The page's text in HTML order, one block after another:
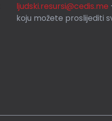
ljudski.resursi@cedis.me
koju možete proslijediti